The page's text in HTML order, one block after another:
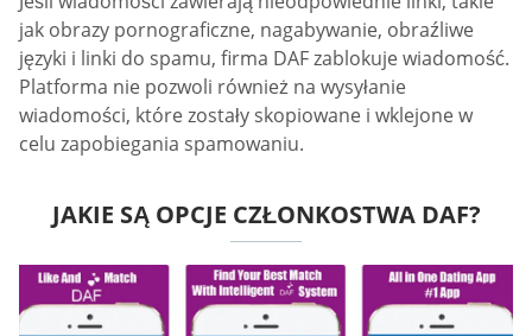
jak obrazy pornograficzne, nagabywanie, obraźliwe
języki i linki do spamu, firma DAF zablokuje wiadomość.
Platforma nie pozwoli również na wysyłanie
wiadomości, które zostały skopiowane i wklejone w
celu zapobiegania spamowaniu.
JAKIE SĄ OPCJE CZŁONKOSTWA DAF?